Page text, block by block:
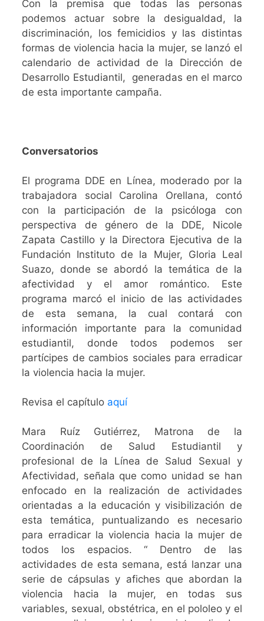
Con la premisa que todas las personas
podemos actuar sobre la desigualdad, la
discriminación, los femicidios y las distintas
formas de violencia hacia la mujer, se lanzó el
calendario de actividad de la Dirección de
Desarrollo Estudiantil, generadas en el marco
de esta importante campaña.
Conversatorios
El programa DDE en Línea, moderado por la
trabajadora social Carolina Orellana, contó
con la participación de la psicóloga con
perspectiva de género de la DDE, Nicole
Zapata Castillo y la Directora Ejecutiva de la
Fundación Instituto de la Mujer, Gloria Leal
Suazo, donde se abordó la temática de la
afectividad y el amor romántico. Este
programa marcó el inicio de las actividades
de esta semana, la cual contará con
información importante para la comunidad
estudiantil, donde todos podemos ser
partícipes de cambios sociales para erradicar
la violencia hacia la mujer.
Revisa el capítulo aquí
Mara Ruíz Gutiérrez, Matrona de la
Coordinación de Salud Estudiantil y
profesional de la Línea de Salud Sexual y
Afectividad, señala que como unidad se han
enfocado en la realización de actividades
orientadas a la educación y visibilización de
esta temática, puntualizando es necesario
para erradicar la violencia hacia la mujer de
todos los espacios. “ Dentro de las
actividades de esta semana, está lanzar una
serie de cápsulas y afiches que abordan la
violencia hacia la mujer, en todas sus
variables, sexual, obstétrica, en el pololeo y el